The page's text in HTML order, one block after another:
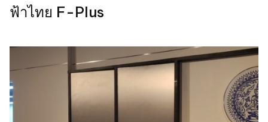
ฟ้าไทย F-Plus